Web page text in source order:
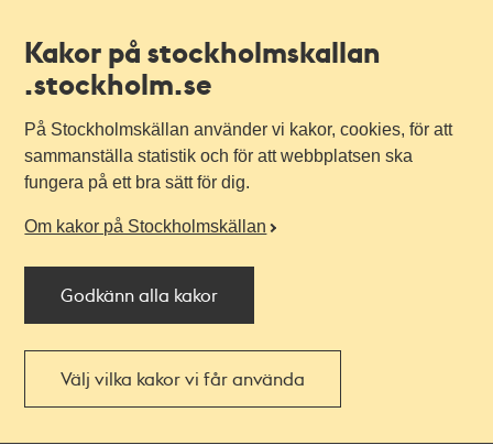
Kakor på stockholmskallan
.stockholm.se
På Stockholmskällan använder vi kakor, cookies, för att
sammanställa statistik och för att webbplatsen ska
fungera på ett bra sätt för dig.
Om kakor på Stockholmskällan
Godkänn alla kakor
Välj vilka kakor vi får använda